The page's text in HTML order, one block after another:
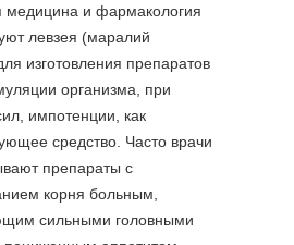
медицина и фармакология
левзея (маралий
изготовления препаратов
организма, при
импотенции, как
средство. Часто врачи
препараты с
корня больным,
сильными головными